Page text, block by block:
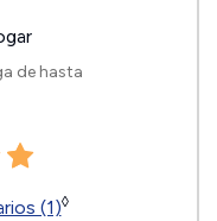
de hasta
(1)◊